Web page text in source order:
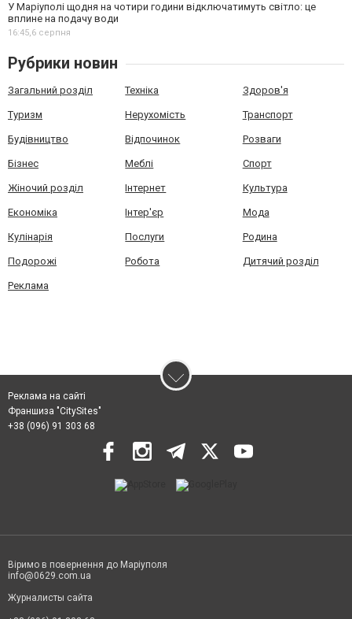
У Маріуполі щодня на чотири години відключатимуть світло: це
вплине на подачу води
16:45,6 серпня
Рубрики новин
Загальний розділ Техніка Здоров'я
Туризм Нерухомість Транспорт
Будівництво Відпочинок Розваги
Бізнес Меблі Спорт
Жіночий розділ Інтернет Культура
Економіка Інтер'єр Мода
Кулінарія Послуги Родина
Подорожі Робота Дитячий розділ
Реклама
Реклама на сайті
Франшиза "CitySites"
+38 (096) 91 303 68
Віримо в повернення до Маріуполя
info@0629.com.ua
Журналисты сайта